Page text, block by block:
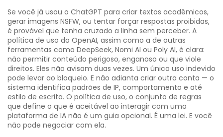
Se você já usou o ChatGPT para criar textos acadêmicos,
gerar imagens NSFW, ou tentar forçar respostas proibidas,
é provável que tenha cruzado a linha sem perceber. A
política de uso da OpenAI, assim como a de outras
ferramentas como DeepSeek, Nomi AI ou Poly AI, é clara:
não permitir conteúdo perigoso, enganoso ou que viole
direitos. Eles não avisam duas vezes. Um único uso indevido
pode levar ao bloqueio. E não adianta criar outra conta — o
sistema identifica padrões de IP, comportamento e até
estilo de escrita. O política de uso, o conjunto de regras
que define o que é aceitável ao interagir com uma
plataforma de IA não é um guia opcional. É uma lei. E você
não pode negociar com ela.